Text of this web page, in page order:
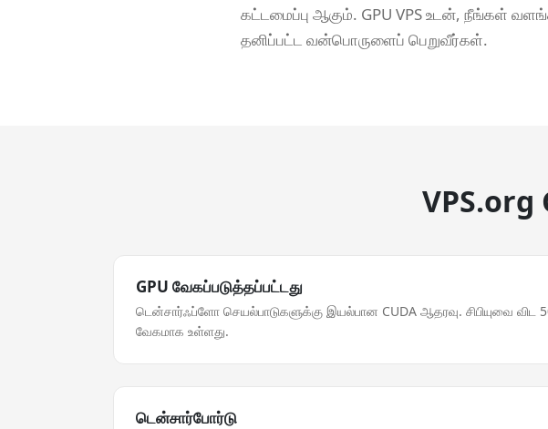
கட்டமைப்பு ஆகும். GPU VPS உடன், நீங்கள்
தனிப்பட்ட வன்பொருளைப் பெறுவீர்கள்.
GPU வேகப்படுத்தப்பட்டது
டென்சார்ஃப்ளோ செயல்பாடுகளுக்கு இயல்பான CUDA ஆதரவு. சிபியுவை விட
வேகமாக உள்ளது.
டென்சார்போர்டு